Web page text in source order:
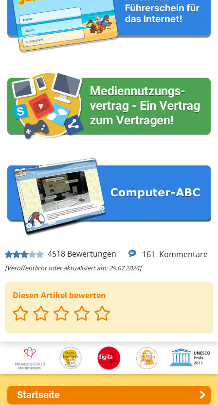
4518 Bewertungen 161 Kommentare
[Veröffentlicht oder aktualisiert am: 29.07.2024]
Diesen Artikel bewerten
Startseite